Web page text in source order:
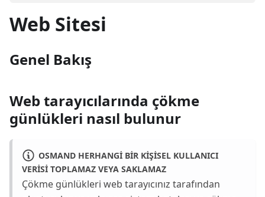
Web Sitesi
Genel Bakış
Web tarayıcılarında çökme
günlükleri nasıl bulunur
OSMAND HERHANGI BIR KIŞISEL KULLANICI
VERISI TOPLAMAZ VEYA SAKLAMAZ
Çökme günlükleri web tarayıcınız tarafından